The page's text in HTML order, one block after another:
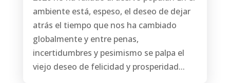
ambiente está, espeso, el deseo de dejar
atrás el tiempo que nos ha cambiado
globalmente y entre penas,
incertidumbres y pesimismo se palpa el
viejo deseo de felicidad y prosperidad...